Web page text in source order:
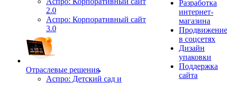
2.0
Аспро: Корпоративный сайт
3.0
Отраслевые решения
Аспро: Детский сад и
Разработка
интернет-
магазина
Продвижение
в соцсетях
Дизайн
упаковки
Поддержка
сайта